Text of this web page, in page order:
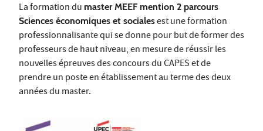
La formation du master MEEF mention 2 parcours
Sciences économiques et socialesest une formation
professionnalisante qui se donne pour but de former des
professeurs de haut niveau, en mesure de réussir les
nouvelles épreuves des concours du CAPES et de
prendre un poste en établissement au terme des deux
années du master.